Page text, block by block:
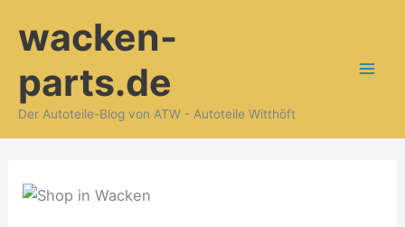
Inhaltwacken-
parts.de
Der Autoteile-Blog von ATW - Autoteile Witthöft